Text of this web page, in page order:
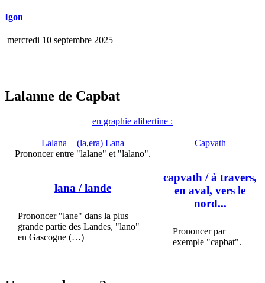
Igon
mercredi 10 septembre 2025
Lalanne de Capbat
en graphie alibertine :
Lalana + (la,era) Lana
Prononcer entre "lalane" et "lalano".
lana / lande
Prononcer "lane" dans la plus
grande partie des Landes, "lano"
en Gascogne (…)
Capvath
capvath / à travers,
en aval, vers le
nord...
Prononcer par
exemple "capbat".